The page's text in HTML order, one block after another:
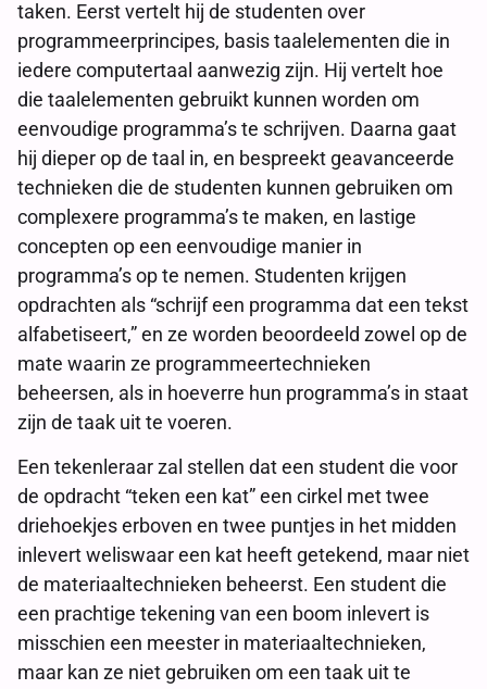
taken. Eerst vertelt hij de studenten over
programmeerprincipes, basis taalelementen die in
iedere computertaal aanwezig zijn. Hij vertelt hoe
die taalelementen gebruikt kunnen worden om
eenvoudige programma’s te schrijven. Daarna gaat
hij dieper op de taal in, en bespreekt geavanceerde
technieken die de studenten kunnen gebruiken om
complexere programma’s te maken, en lastige
concepten op een eenvoudige manier in
programma’s op te nemen. Studenten krijgen
opdrachten als “schrijf een programma dat een tekst
alfabetiseert,” en ze worden beoordeeld zowel op de
mate waarin ze programmeertechnieken
beheersen, als in hoeverre hun programma’s in staat
zijn de taak uit te voeren.
Een tekenleraar zal stellen dat een student die voor
de opdracht “teken een kat” een cirkel met twee
driehoekjes erboven en twee puntjes in het midden
inlevert weliswaar een kat heeft getekend, maar niet
de materiaaltechnieken beheerst. Een student die
een prachtige tekening van een boom inlevert is
misschien een meester in materiaaltechnieken,
maar kan ze niet gebruiken om een taak uit te